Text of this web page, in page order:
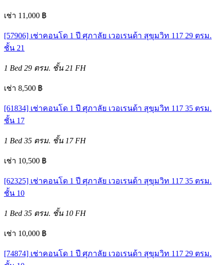
เช่า 11,000 ฿
[57906] เช่าคอนโด 1 ปี ศุภาลัย เวอเรนด้า สุขุมวิท 117 29 ตรม.
ชั้น 21
1 Bed 29 ตรม. ชั้น 21 FH
เช่า 8,500 ฿
[61834] เช่าคอนโด 1 ปี ศุภาลัย เวอเรนด้า สุขุมวิท 117 35 ตรม.
ชั้น 17
1 Bed 35 ตรม. ชั้น 17 FH
เช่า 10,500 ฿
[62325] เช่าคอนโด 1 ปี ศุภาลัย เวอเรนด้า สุขุมวิท 117 35 ตรม.
ชั้น 10
1 Bed 35 ตรม. ชั้น 10 FH
เช่า 10,000 ฿
[74874] เช่าคอนโด 1 ปี ศุภาลัย เวอเรนด้า สุขุมวิท 117 29 ตรม.